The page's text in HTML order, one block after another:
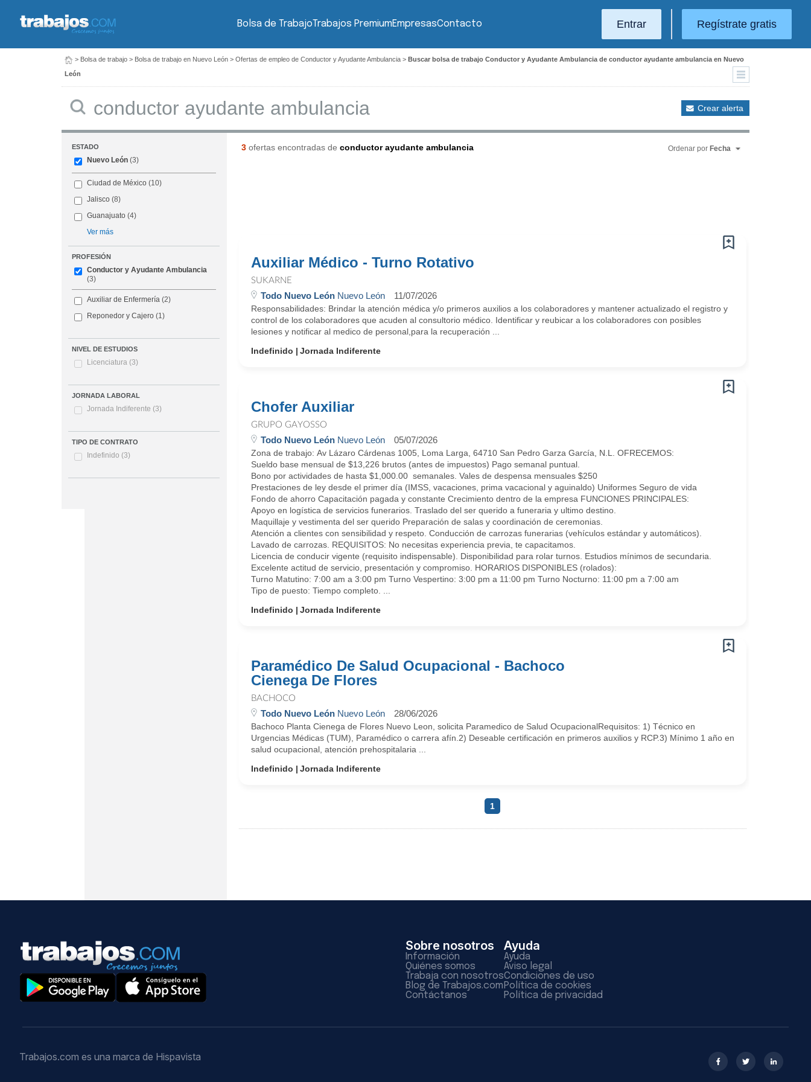
Bolsa de TrabajoTrabajos PremiumEmpresasContacto Entrar Regístrate gratis
> Bolsa de trabajo > Bolsa de trabajo en Nuevo León > Ofertas de empleo de Conductor y Ayudante Ambulancia > Buscar bolsa de trabajo Conductor y Ayudante Ambulancia de conductor ayudante ambulancia en Nuevo
León
Crear alerta
ESTADO
Nuevo León (3)
Ciudad de México (10)
Jalisco (8)
Guanajuato (4)
Ver más
PROFESIÓN
Conductor y Ayudante Ambulancia
(3)
Auxiliar de Enfermería (2)
Reponedor y Cajero (1)
NIVEL DE ESTUDIOS
Licenciatura (3)
JORNADA LABORAL
Jornada Indiferente (3)
TIPO DE CONTRATO
Indefinido (3)
3ofertas encontradas de conductor ayudante ambulancia Ordenar por Fecha
Auxiliar Médico - Turno Rotativo
SUKARNE
Todo Nuevo LeónNuevo León 11/07/2026
Responsabilidades: Brindar la atención médica y/o primeros auxilios a los colaboradores y mantener actualizado el registro y
control de los colaboradores que acuden al consultorio médico. Identificar y reubicar a los colaboradores con posibles
lesiones y notificar al medico de personal,para la recuperación ...
Indefinido
Jornada Indiferente
Chofer Auxiliar
GRUPO GAYOSSO
Todo Nuevo LeónNuevo León 05/07/2026
Zona de trabajo: Av Lázaro Cárdenas 1005, Loma Larga, 64710 San Pedro Garza García, N.L. OFRECEMOS:
Sueldo base mensual de $13,226 brutos (antes de impuestos) Pago semanal puntual.
Bono por actividades de hasta $1,000.00 semanales. Vales de despensa mensuales $250
Prestaciones de ley desde el primer día (IMSS, vacaciones, prima vacacional y aguinaldo) Uniformes Seguro de vida
Fondo de ahorro Capacitación pagada y constante Crecimiento dentro de la empresa FUNCIONES PRINCIPALES:
Apoyo en logística de servicios funerarios. Traslado del ser querido a funeraria y ultimo destino.
Maquillaje y vestimenta del ser querido Preparación de salas y coordinación de ceremonias.
Atención a clientes con sensibilidad y respeto. Conducción de carrozas funerarias (vehículos estándar y automáticos).
Lavado de carrozas. REQUISITOS: No necesitas experiencia previa, te capacitamos.
Licencia de conducir vigente (requisito indispensable). Disponibilidad para rolar turnos. Estudios mínimos de secundaria.
Excelente actitud de servicio, presentación y compromiso. HORARIOS DISPONIBLES (rolados):
Turno Matutino: 7:00 am a 3:00 pm Turno Vespertino: 3:00 pm a 11:00 pm Turno Nocturno: 11:00 pm a 7:00 am
Tipo de puesto: Tiempo completo. ...
Indefinido
Jornada Indiferente
Paramédico De Salud Ocupacional - Bachoco
Cienega De Flores
BACHOCO
Todo Nuevo LeónNuevo León 28/06/2026
Bachoco Planta Cienega de Flores Nuevo Leon, solicita Paramedico de Salud OcupacionalRequisitos: 1) Técnico en
Urgencias Médicas (TUM), Paramédico o carrera afín.2) Deseable certificación en primeros auxilios y RCP.3) Mínimo 1 año en
salud ocupacional, atención prehospitalaria ...
Indefinido
Jornada Indiferente
1
Sobre nosotros
Información
Quiénes somos
Trabaja con nosotros
Blog de Trabajos.com
Contáctanos
Ayuda
Ayuda
Aviso legal
Condiciones de uso
Política de cookies
Política de privacidad
Trabajos.com es una marca de Hispavista